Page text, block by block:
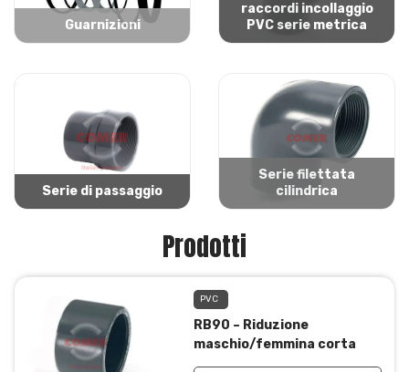
Guarnizioni
raccordi incollaggio
PVC serie metrica
Serie di passaggio
Serie filettata
cilindrica
Prodotti
PVC
RB90 – Riduzione
maschio/femmina corta